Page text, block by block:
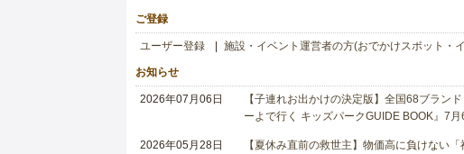
ご登録
ユーザー登録 施設・イベント運営者の方(おでかけスポット・
お知らせ
2026年07月06日
【子連れお出かけの決定版】全国68ブラン
ーよで行く キッズパークGUIDE BOOK』7月
2026年05月28日
【夏休み直前の救世主】物価高に負けない